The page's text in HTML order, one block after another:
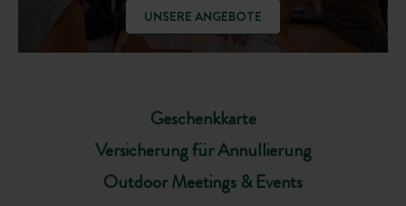
Geschenkkarte
Versicherung für Annullierung
Outdoor Meetings & Events
UNSERE ANGEBOTE